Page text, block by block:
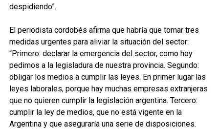
despidiendo”.
El periodista cordobés afirma que habría que tomar tres
medidas urgentes para aliviar la situación del sector:
“Primero: declarar la emergencia del sector, como hoy
pedimos a la legisladura de nuestra provincia. Segundo:
obligar los medios a cumplir las leyes. En primer lugar las
leyes laborales, porque hay muchas empresas extranjeras
que no quieren cumplir la legislación argentina. Tercero:
cumplir la ley de medios, que no está vigente en la
Argentina y que aseguraría una serie de disposiciones.